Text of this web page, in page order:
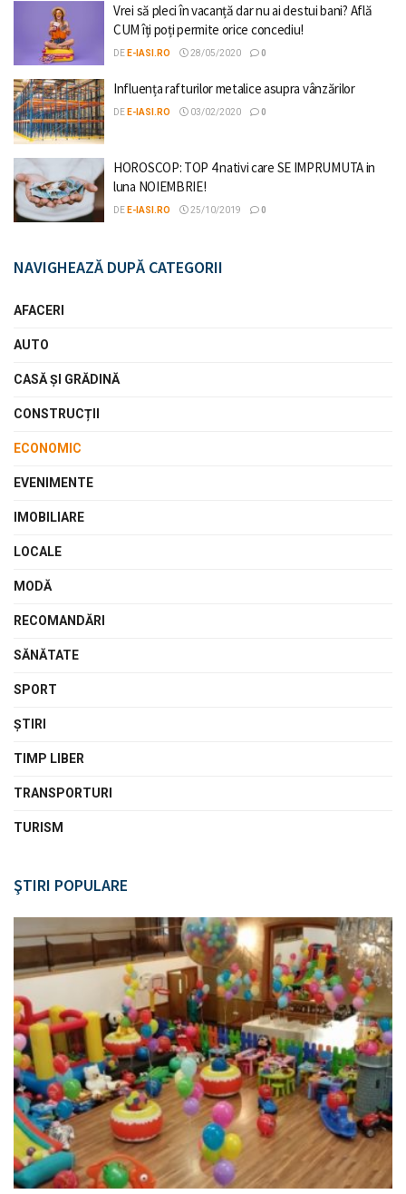
Vrei să pleci în vacanță dar nu ai destui bani? Află
CUM îți poți permite orice concediu!
DE E-IASI.RO 28/05/2020 0
Influența rafturilor metalice asupra vânzărilor
DE E-IASI.RO 03/02/2020 0
HOROSCOP: TOP 4 nativi care SE IMPRUMUTA in
luna NOIEMBRIE!
DE E-IASI.RO 25/10/2019 0
NAVIGHEAZĂ DUPĂ CATEGORII
AFACERI
AUTO
CASĂ ŞI GRĂDINĂ
CONSTRUCȚII
ECONOMIC
EVENIMENTE
IMOBILIARE
LOCALE
MODĂ
RECOMANDĂRI
SĂNĂTATE
SPORT
ŞTIRI
TIMP LIBER
TRANSPORTURI
TURISM
ŞTIRI POPULARE